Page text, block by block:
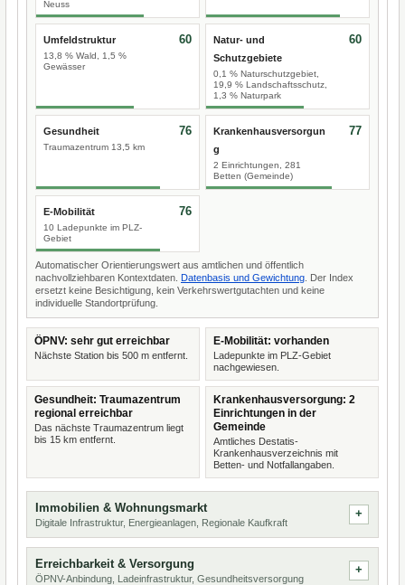
Neuss
Umfeldstruktur
13,8 % Wald, 1,5 %
Gewässer
60
Natur- und
Schutzgebiete
0,1 % Naturschutzgebiet,
19,9 % Landschaftsschutz,
1,3 % Naturpark
60
Gesundheit
Traumazentrum 13,5 km
76
Krankenhausversorgun
g
2 Einrichtungen, 281
Betten (Gemeinde)
77
E-Mobilität
10 Ladepunkte im PLZ-
Gebiet
76
Automatischer Orientierungswert aus amtlichen und öffentlich
nachvollziehbaren Kontextdaten. Datenbasis und Gewichtung . Der Index
ersetzt keine Besichtigung, kein Verkehrswertgutachten und keine
individuelle Standortprüfung.
ÖPNV: sehr gut erreichbar
Nächste Station bis 500 m entfernt.
E-Mobilität: vorhanden
Ladepunkte im PLZ-Gebiet
nachgewiesen.
Gesundheit: Traumazentrum
regional erreichbar
Das nächste Traumazentrum liegt
bis 15 km entfernt.
Krankenhausversorgung: 2
Einrichtungen in der
Gemeinde
Amtliches Destatis-
Krankenhausverzeichnis mit
Betten- und Notfallangaben.
Immobilien & Wohnungsmarkt
Digitale Infrastruktur, Energieanlagen, Regionale Kaufkraft
Erreichbarkeit & Versorgung
ÖPNV-Anbindung, Ladeinfrastruktur, Gesundheitsversorgung